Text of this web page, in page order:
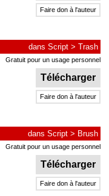
Faire don à l'auteur
dans Script > Trash
Gratuit pour un usage personnel
Télécharger
Faire don à l'auteur
dans Script > Brush
Gratuit pour un usage personnel
Télécharger
Faire don à l'auteur